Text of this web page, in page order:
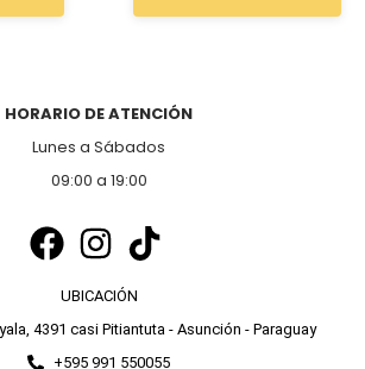
HORARIO DE ATENCIÓN
Lunes a Sábados
09:00 a 19:00
UBICACIÓN
4391 casi Pitiantuta - Asunción - Paraguay
+595 991 550055